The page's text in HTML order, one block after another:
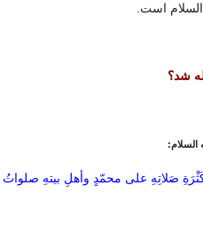
است.
شد؟
السلام:
لِكَثْرَةِ صَلاتِهِ علی محمّدٍ وأهلِ بیتهِ صلواتُ